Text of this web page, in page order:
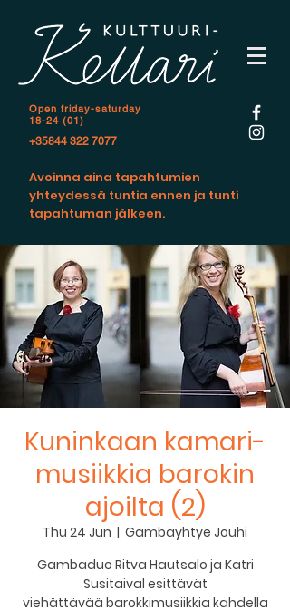
Open friday-saturday
18-24 (01)
+35844 322 7077
Avoinna aina tapahtumien
yhteydessä tuntia ennen ja tunti
tapahtuman jälkeen.
Kuninkaan kamari-
musiikkia barokin
ajoilta (2)
Thu 24 Jun
  |
Gambayhtye Jouhi
Gambaduo Ritva Hautsalo ja Katri
Susitaival esittävät
viehättävää barokkimusiikkia kahdella